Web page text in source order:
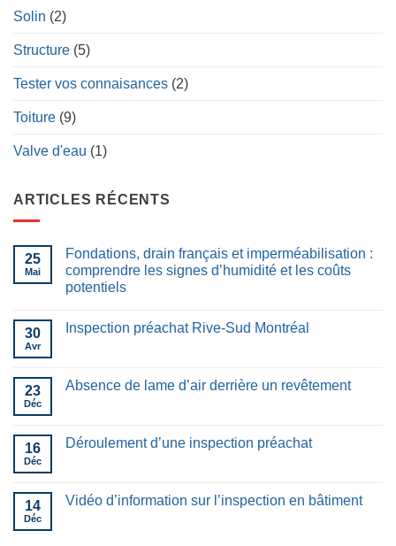
Solin (2)
Structure (5)
Tester vos connaisances (2)
Toiture (9)
Valve d'eau (1)
ARTICLES RÉCENTS
25
Mai
Fondations, drain français et imperméabilisation :
comprendre les signes d’humidité et les coûts
potentiels
30
Avr
Inspection préachat Rive-Sud Montréal
23
Déc
Absence de lame d’air derrière un revêtement
16
Déc
Déroulement d’une inspection préachat
14
Déc
Vidéo d’information sur l’inspection en bâtiment